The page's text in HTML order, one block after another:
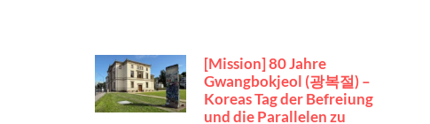
[Mission] 80 Jahre
Gwangbokjeol (광복절) –
Koreas Tag der Befreiung
und die Parallelen zu